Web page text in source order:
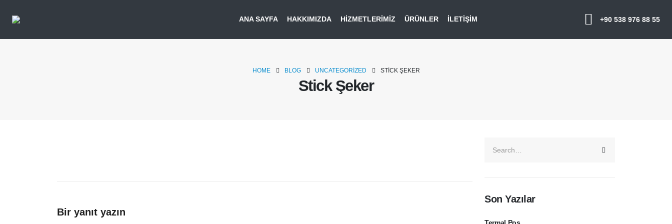
ANA SAYFA HAKKIMIZDA HIZMETLERIMIZ ÜRÜNLER İLETIŞIM +90 538 976 88 55
HOME BLOG UNCATEGORIZED STICK ŞEKER
Stick Şeker
Bir yanıt yazın
Son Yazılar